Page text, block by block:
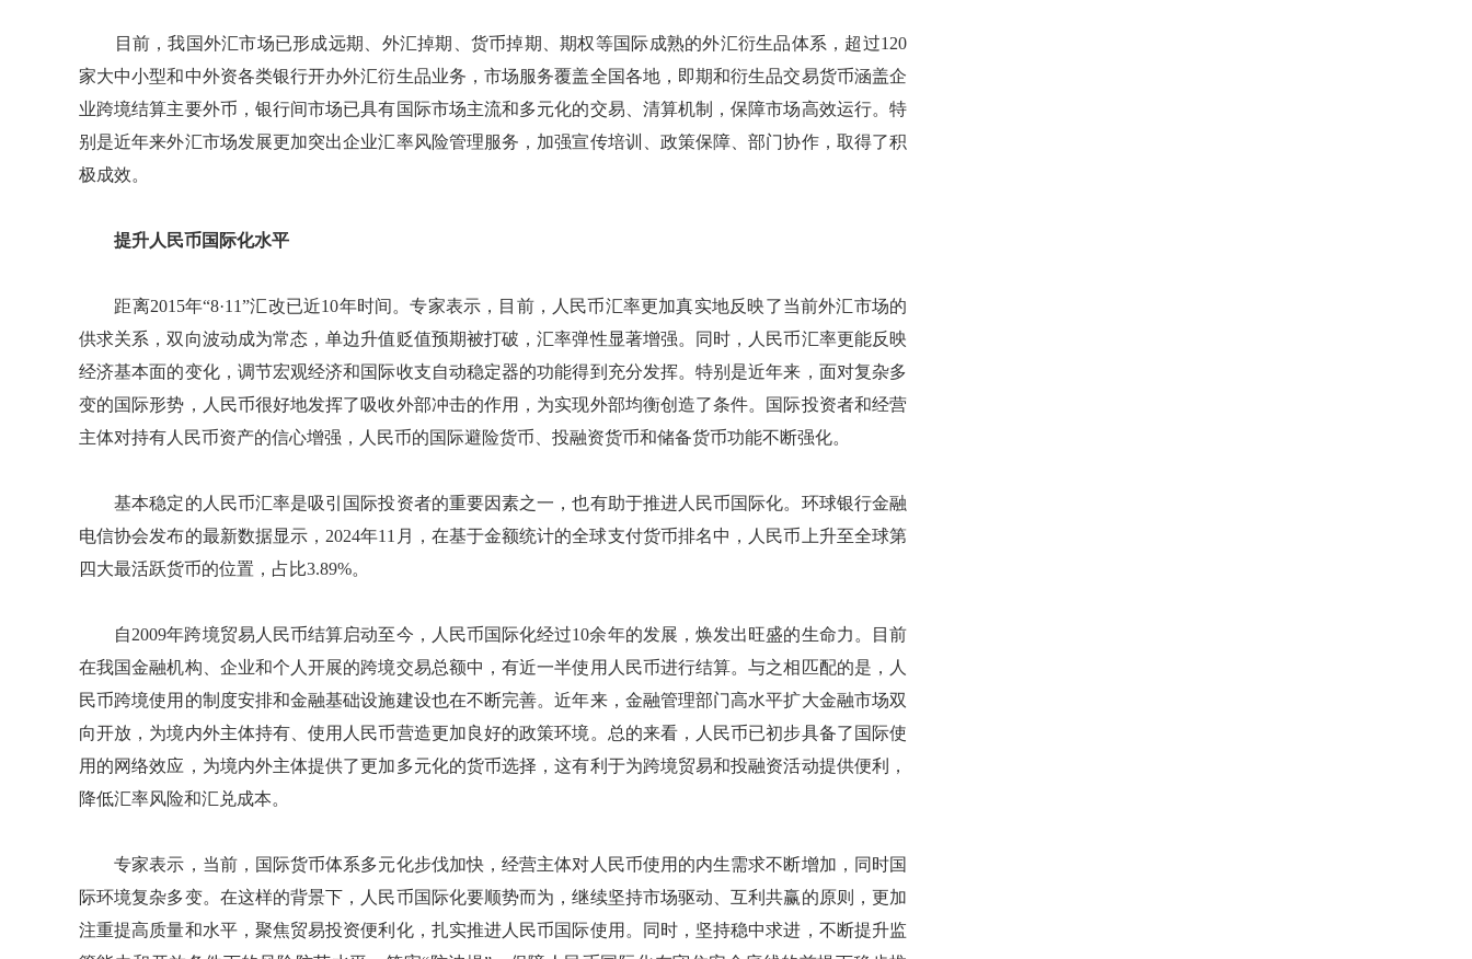
目前，我国外汇市场已形成远期、外汇掉期、货币掉期、期权等国际成熟的外汇衍生品体系，超过120
家大中小型和中外资各类银行开办外汇衍生品业务，市场服务覆盖全国各地，即期和衍生品交易货币涵盖企
业跨境结算主要外币，银行间市场已具有国际市场主流和多元化的交易、清算机制，保障市场高效运行。特
别是近年来外汇市场发展更加突出企业汇率风险管理服务，加强宣传培训、政策保障、部门协作，取得了积
极成效。
提升人民币国际化水平
距离2015年“8·11”汇改已近10年时间。专家表示，目前，人民币汇率更加真实地反映了当前外汇市场的
供求关系，双向波动成为常态，单边升值贬值预期被打破，汇率弹性显著增强。同时，人民币汇率更能反映
经济基本面的变化，调节宏观经济和国际收支自动稳定器的功能得到充分发挥。特别是近年来，面对复杂多
变的国际形势，人民币很好地发挥了吸收外部冲击的作用，为实现外部均衡创造了条件。国际投资者和经营
主体对持有人民币资产的信心增强，人民币的国际避险货币、投融资货币和储备货币功能不断强化。
基本稳定的人民币汇率是吸引国际投资者的重要因素之一，也有助于推进人民币国际化。环球银行金融
电信协会发布的最新数据显示，2024年11月，在基于金额统计的全球支付货币排名中，人民币上升至全球第
四大最活跃货币的位置，占比3.89%。
自2009年跨境贸易人民币结算启动至今，人民币国际化经过10余年的发展，焕发出旺盛的生命力。目前
在我国金融机构、企业和个人开展的跨境交易总额中，有近一半使用人民币进行结算。与之相匹配的是，人
民币跨境使用的制度安排和金融基础设施建设也在不断完善。近年来，金融管理部门高水平扩大金融市场双
向开放，为境内外主体持有、使用人民币营造更加良好的政策环境。总的来看，人民币已初步具备了国际使
用的网络效应，为境内外主体提供了更加多元化的货币选择，这有利于为跨境贸易和投融资活动提供便利，
降低汇率风险和汇兑成本。
专家表示，当前，国际货币体系多元化步伐加快，经营主体对人民币使用的内生需求不断增加，同时国
际环境复杂多变。在这样的背景下，人民币国际化要顺势而为，继续坚持市场驱动、互利共赢的原则，更加
注重提高质量和水平，聚焦贸易投资便利化，扎实推进人民币国际使用。同时，坚持稳中求进，不断提升监